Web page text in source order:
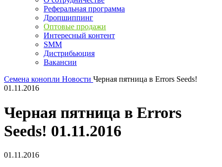
Реферальная программа
Дропшиппинг
Оптовые продажи
Интересный контент
SMM
Дистрибьюция
Вакансии
Семена конопли Новости Черная пятница в Errors Seeds!
01.11.2016
Черная пятница в Errors
Seeds! 01.11.2016
01.11.2016